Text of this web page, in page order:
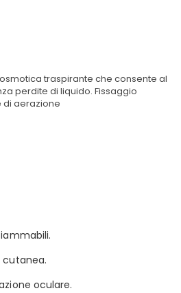
traspirante che consente al
perdite di liquido. Fissaggio
di aerazione
cutanea.
oculare.